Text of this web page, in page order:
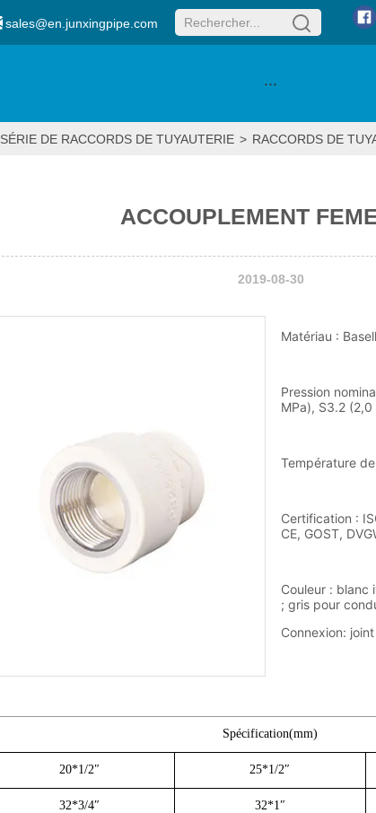
sales@en.junxingpipe.com
···
SÉRIE DE RACCORDS DE TUYAUTERIE > RACCORDS DE
ACCOUPLEMENT
2019-08-30